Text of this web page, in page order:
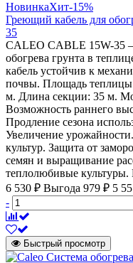
НовинкаХит-15%
Греющий кабель для
35
CALEO CABLE 15W-35 –
обогрева грунта в
кабель устойчив к
почвы. Площадь
м. Длина секции: 35 м.
Возможность раннего
Продление сезона
Увеличение
культур. Защита от
семян и выращивание
теплолюбивые культуры.
6 530 ₽ Выгода 979 ₽ 5
-
Быстрый просмотр